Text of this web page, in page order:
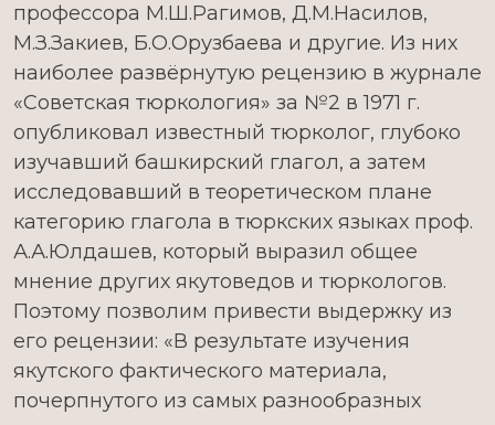
профессора М.Ш.Рагимов, Д.М.Насилов,
М.З.Закиев, Б.О.Орузбаева и другие. Из них
наиболее развёрнутую рецензию в журнале
«Советская тюркология» за №2 в 1971 г.
опубликовал известный тюрколог, глубоко
изучавший башкирский глагол, а затем
исследовавший в теоретическом плане
категорию глагола в тюркских языках проф.
А.А.Юлдашев, который выразил общее
мнение других якутоведов и тюркологов.
Поэтому позволим привести выдержку из
его рецензии: «В результате изучения
якутского фактического материала,
почерпнутого из самых разнообразных